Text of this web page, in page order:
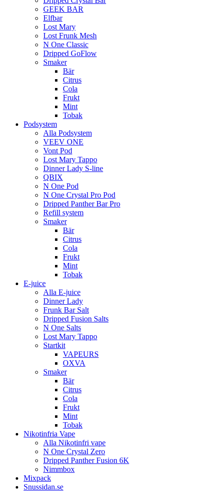
GEEK BAR
Elfbar
Lost Mary
Lost Frunk Mesh
N One Classic
Dripped GoFlow
Smaker
Bär
Citrus
Cola
Frukt
Mint
Tobak
Podsystem
Alla Podsystem
VEEV ONE
Vont Pod
Lost Mary Tappo
Dinner Lady S-line
QBIX
N One Pod
N One Crystal Pro Pod
Dripped Panther Bar Pro
Refill system
Smaker
Bär
Citrus
Cola
Frukt
Mint
Tobak
E-juice
Alla E-juice
Dinner Lady
Frunk Bar Salt
Dripped Fusion Salts
N One Salts
Lost Mary Tappo
Startkit
VAPEURS
OXVA
Smaker
Bär
Citrus
Cola
Frukt
Mint
Tobak
Nikotinfria Vape
Alla Nikotinfri vape
N One Crystal Zero
Dripped Panther Fusion 6K
Nimmbox
Mixpack
Snussidan.se